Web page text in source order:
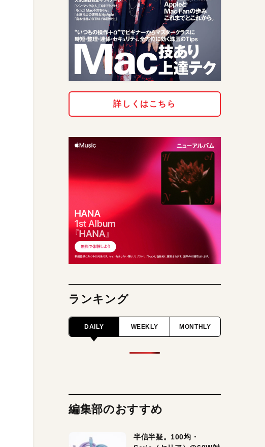
詳しくはこちら
ランキング
DAILY WEEKLY MONTHLY
編集部のおすすめ
半信半疑。100均・